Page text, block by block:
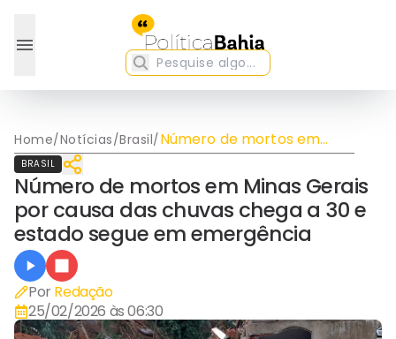
Home/Notícias/Brasil/Número de mortos em
Minas Gerais por causa das
chuvas chega a 30 e
estado segue em
emergência
BRASIL
Número de mortos em Minas Gerais
por causa das chuvas chega a 30 e
estado segue em emergência
Por Redação
25/02/2026 às 06:30